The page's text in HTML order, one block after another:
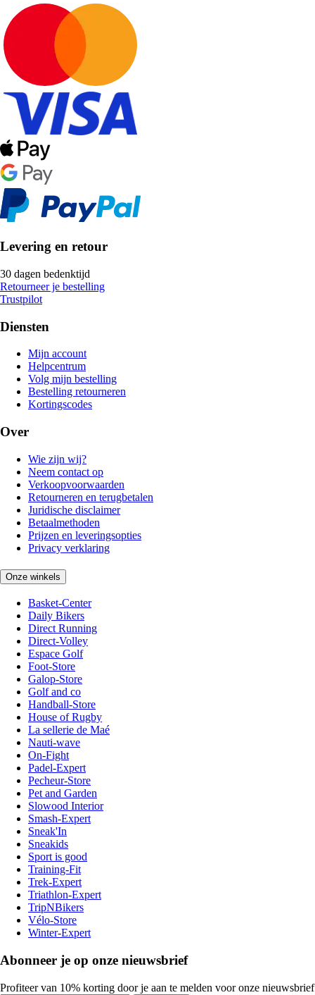
Levering en retour
30 dagen bedenktijd
Retourneer je bestelling
Trustpilot
Diensten
Mijn account
Helpcentrum
Volg mijn bestelling
Bestelling retourneren
Kortingscodes
Over
Wie zijn wij?
Neem contact op
Verkoopvoorwaarden
Retourneren en terugbetalen
Juridische disclaimer
Betaalmethoden
Prijzen en leveringsopties
Privacy verklaring
Onze winkels
Basket-Center
Daily Bikers
Direct Running
Direct-Volley
Espace Golf
Foot-Store
Galop-Store
Golf and co
Handball-Store
House of Rugby
La sellerie de Maé
Nauti-wave
On-Fight
Padel-Expert
Pecheur-Store
Pet and Garden
Slowood Interior
Smash-Expert
Sneak'In
Sneakids
Sport is good
Training-Fit
Trek-Expert
Triathlon-Expert
TripNBikers
Vélo-Store
Winter-Expert
Abonneer je op onze nieuwsbrief
Profiteer van 10% korting door je aan te melden voor onze nieuwsbrief